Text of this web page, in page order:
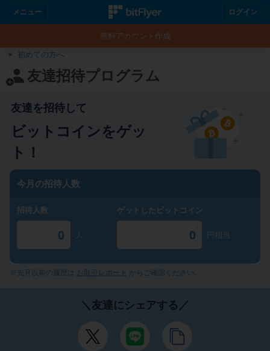
メニュー ログイン
無料アカウント作成
初めての方へ
友達招待プログラム
友達を招待して
ビットコインをゲッ
ト！
今月の招待人数
招待人数
0 人
ゲットしたビットコイン
0 円相当
※先月以前の履歴は お取引レポート からご確認ください。
＼友達にシェアする／